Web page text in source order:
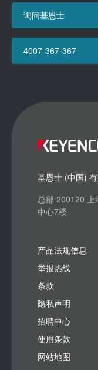
询问基恩士
4007-367-367
基恩士 (中国)
总部 200120 上
中心7楼
产品法规信息
举报热线
条款
隐私声明
招聘中心
使用条款
网站地图